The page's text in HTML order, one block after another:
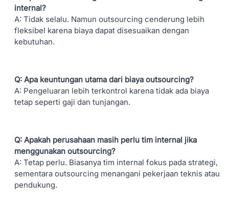
internal?
A: Tidak selalu. Namun outsourcing cenderung lebih
fleksibel karena biaya dapat disesuaikan dengan
kebutuhan.
Q: Apa keuntungan utama dari biaya outsourcing?
A: Pengeluaran lebih terkontrol karena tidak ada biaya
tetap seperti gaji dan tunjangan.
Q: Apakah perusahaan masih perlu tim internal jika
menggunakan outsourcing?
A: Tetap perlu. Biasanya tim internal fokus pada strategi,
sementara outsourcing menangani pekerjaan teknis atau
pendukung.